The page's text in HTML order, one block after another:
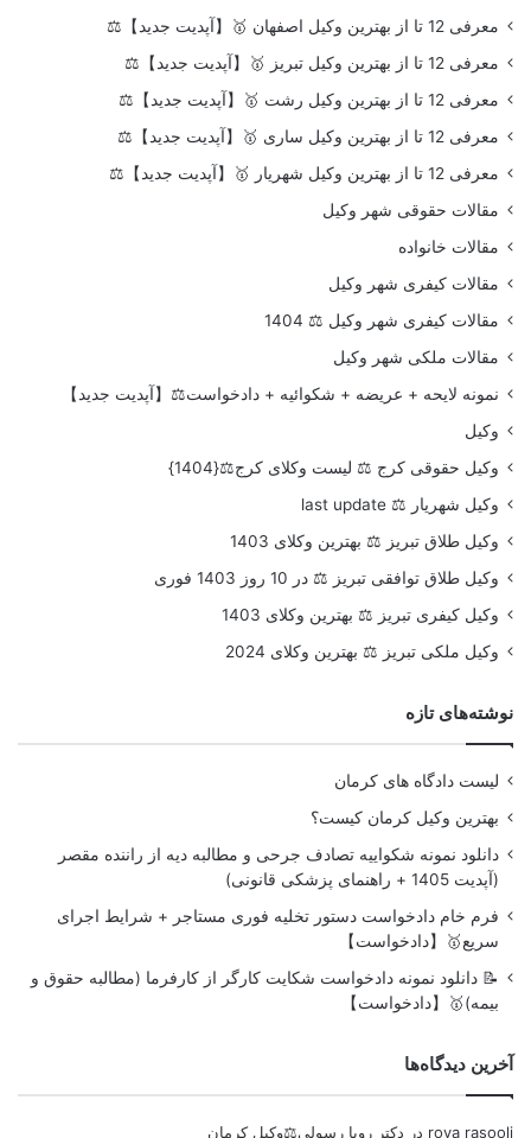
معرفی 12 تا از بهترین وکیل اصفهان 🥇【آپدیت جدید】⚖️
معرفی 12 تا از بهترین وکیل تبریز 🥇【آپدیت جدید】⚖️
معرفی 12 تا از بهترین وکیل رشت 🥇【آپدیت جدید】⚖️
معرفی 12 تا از بهترین وکیل ساری 🥇【آپدیت جدید】⚖️
معرفی 12 تا از بهترین وکیل شهریار 🥇【آپدیت جدید】⚖️
مقالات حقوقی شهر وکیل
مقالات خانواده
مقالات کیفری شهر وکیل
مقالات کیفری شهر وکیل ⚖️ 1404
مقالات ملکی شهر وکیل
نمونه لایحه + عریضه + شکوائیه + دادخواست⚖️【آپدیت جدید】
وکیل
وکیل حقوقی کرج ⚖️ لیست وکلای کرج⚖️{1404}
وکیل شهریار ⚖️ last update
وکیل طلاق تبریز ⚖️ بهترین وکلای 1403
وکیل طلاق توافقی تبریز ⚖️ در 10 روز 1403 فوری
وکیل کیفری تبریز ⚖️ بهترین وکلای 1403
وکیل ملکی تبریز ⚖️ بهترین وکلای 2024
نوشته‌های تازه
لیست دادگاه های کرمان
بهترین وکیل کرمان کیست؟
دانلود نمونه شکواییه تصادف جرحی و مطالبه دیه از راننده مقصر
(آپدیت 1405 + راهنمای پزشکی قانونی)
فرم خام دادخواست دستور تخلیه فوری مستاجر + شرایط اجرای
سریع🥇【دادخواست】
📝 دانلود نمونه دادخواست شکایت کارگر از کارفرما (مطالبه حقوق و
بیمه)🥇【دادخواست】
آخرین دیدگاه‌ها
roya rasooli در دکتر رویا رسولی⚖️وکیل کرمان